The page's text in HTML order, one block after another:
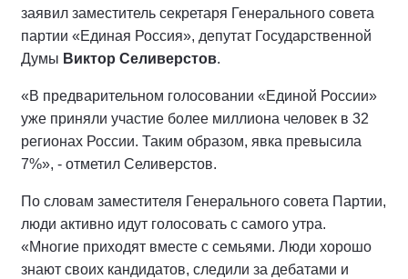
заявил заместитель секретаря Генерального совета
партии «Единая Россия», депутат Государственной
Думы Виктор Селиверстов.
«В предварительном голосовании «Единой России»
уже приняли участие более миллиона человек в 32
регионах России. Таким образом, явка превысила
7%», - отметил Селиверстов.
По словам заместителя Генерального совета Партии,
люди активно идут голосовать с самого утра.
«Многие приходят вместе с семьями. Люди хорошо
знают своих кандидатов, следили за дебатами и